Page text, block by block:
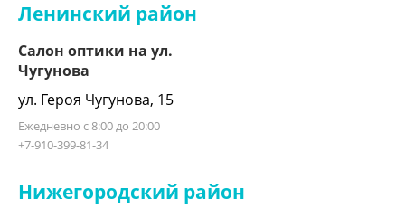
Ленинский район
Салон оптики на ул.
Чугунова
ул. Героя Чугунова, 15
Ежедневно с 8:00 до 20:00
+7-910-399-81-34
Нижегородский район